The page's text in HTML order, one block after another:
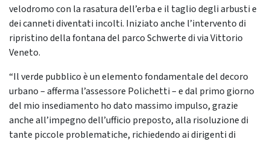
velodromo con la rasatura dell’erba e il taglio degli arbusti e
dei canneti diventati incolti. Iniziato anche l’intervento di
ripristino della fontana del parco Schwerte di via Vittorio
Veneto.
“Il verde pubblico è un elemento fondamentale del decoro
urbano – afferma l’assessore Polichetti – e dal primo giorno
del mio insediamento ho dato massimo impulso, grazie
anche all’impegno dell’ufficio preposto, alla risoluzione di
tante piccole problematiche, richiedendo ai dirigenti di